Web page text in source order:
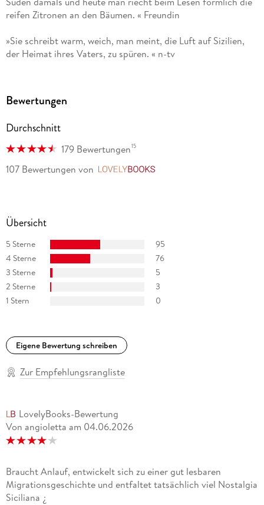
reifen Zitronen an den Bäumen. « Freundin
»Sie schreibt warm, weich, man meint, die Luft auf Sizilien,
der Heimat ihres Vaters, zu spüren. « n-tv
Erzählung zu schreiben, in der man sehr viel über die
VDLiA - Deutsche Lehrer im Ausland
»Eine bittersüße Liebeserklärung an den italienischen Süden.
« RBB Fernsehen
»Ein Muss für alle Sizilien-Fans! « Claudia John,
Buchprofile/Medienprofile
Bewertungen
Durchschnitt
179 Bewertungen15
107 Bewertungen von
Übersicht
5 Sterne
95
4 Sterne
76
3 Sterne
5
2 Sterne
3
1 Stern
0
Eigene Bewertung schreiben
Zur Empfehlungsrangliste
LovelyBooks-Bewertung
Von angioletta am 04.06.2026
Braucht Anlauf, entwickelt sich zu einer gut lesbaren
Migrationsgeschichte und entfaltet tatsächlich viel Nostalgia
Siciliana ¿